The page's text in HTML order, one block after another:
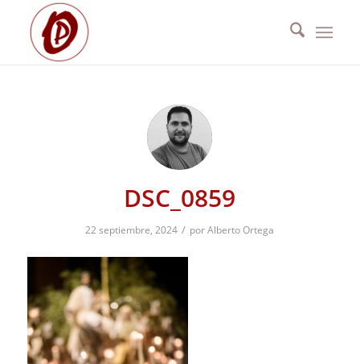
DSC_0859
22 septiembre, 2024 / porAlberto Ortega